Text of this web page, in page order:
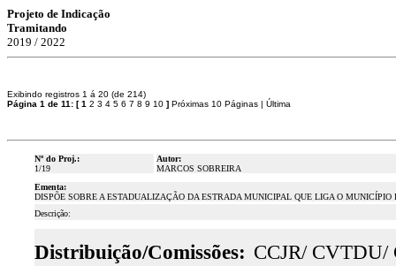
Projeto de Indicação
Tramitando
2019 / 2022
Exibindo registros 1 á 20 (de 214)
Página 1 de 11: [1 2 3 4 5 6 7 8 9 10 ] Próximas 10 Páginas | Última
Nº do Proj.:
1/19
Autor:
MARCOS SOBREIRA
Ementa:
DISPÕE SOBRE A ESTADUALIZAÇÃO DA ESTRADA MUNICIPAL QUE LIGA O
Descrição:
Distribuição/Comissões: CCJR/ CVTDU/